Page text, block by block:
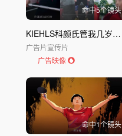
命中5个镜头
KIEHLS科颜氏管我几岁态度片
广告片宣传片
广告映像
命中1个镜头